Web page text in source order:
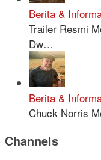
Berita &
Trailer Resmi
Dw…
Berita &
Chuck Norris
Channels